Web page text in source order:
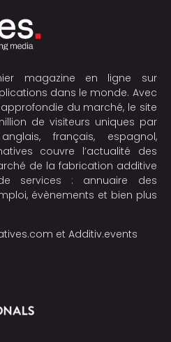
magazine en ligne sur
dans le monde. Avec
du marché, le site
de visiteurs uniques par
français, espagnol,
couvre l’actualité des
de la fabrication additive
services : annuaire des
évènements et bien plus
et Additiv.events